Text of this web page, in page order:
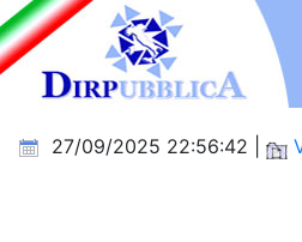
27/09/2025 22:56:42 |